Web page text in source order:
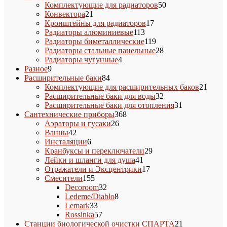
товара
Комплектующие для радиаторов5050
Конвектора21
товар
Кронштейны для радиаторов1717
Радиаторы алюминиевые113113
товаров
Радиаторы биметаллические119119
товаров
Радиаторы стальные панельные2828
Радиаторы чугунные44
Разное99
товаров
Расширительные баки8484
товара
Комплектующие для расширительных баков21
Расширительные баки для воды32
товара
Расширительные баки для отопления31
Сантехнические приборы368368
Аэраторы и гусаки2626
Ванны42
товара
Инсталяции66
товаров
Кранбуксы и переключатели2929
Лейки и шланги для душа41
товар
Отражатели и Эксцентрики1717
Смесители155155
товаров
Decoroom32
товара
Ledeme/Diablo88
Lemark3333
товара
Rossinka5757
товаров
Станции биологической очистки СПАРТА21